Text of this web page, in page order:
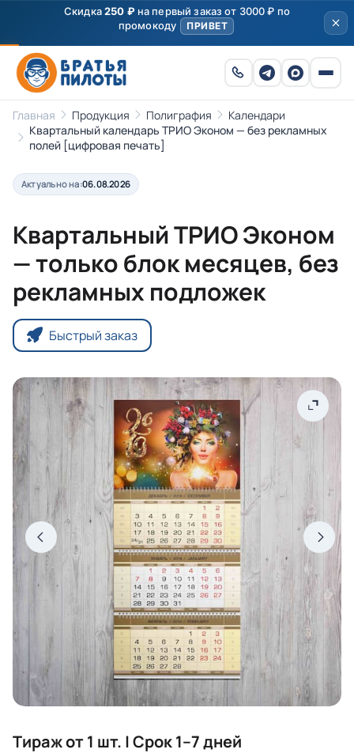
Скидка250 ₽на первый заказ от 3000 ₽ по
промокоду
ПРИВЕТ
Главная Продукция Полиграфия
Календари
Квартальный календарь ТРИО Эконом — без рекламных
полей [цифровая печать]
Актуально на:06.08.2026
Квартальный ТРИО Эконом
— только блок месяцев, без
рекламных подложек
Быстрый заказ
Тираж от 1 шт. | Срок 1–7 дней